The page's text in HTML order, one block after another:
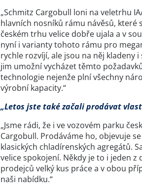
„Schmitz Cargobull loni na veletrhu
hlavních nosníků rámu návěsů, které
českém trhu velice dobře ujala a v
nyní i varianty tohoto rámu pro
rychle rozvíjí, ale jsou na něj kladeny
jim umožní vycházet těmto
technologie nejenže plní všechny
výrobní kapacity.“
„Letos jste také začali prodávat
„Jsme rádi, že i ve vozovém parku
Cargobull. Prodáváme ho, objevuje
klasických chladírenských agregátů.
velice spokojení. Někdy je to i jeden
prodejců velký kus práce a v obou
naši nabídku.“